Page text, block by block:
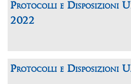
Protocolli e Disposizioni
2022
Protocolli e Disposizioni